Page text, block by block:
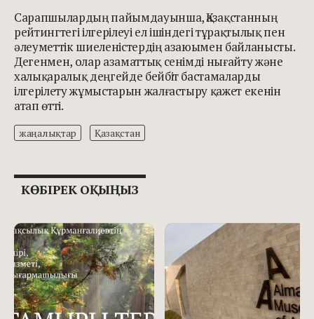
Сарапшылардың пайымдауынша, Қазақстанның
рейтингтегі ілгерілеуі ел ішіндегі тұрақтылық пен
әлеуметтік шиеленістердің азаюымен байланысты.
Дегенмен, олар азаматтық сенімді нығайту және
халықаралық деңгейде бейбіт бастамаларды
ілгерілету жұмыстарын жалғастыру қажет екенін
атап өтті.
жаңалықтар Қазақстан
КӨБІРЕК ОҚЫҢЫЗ